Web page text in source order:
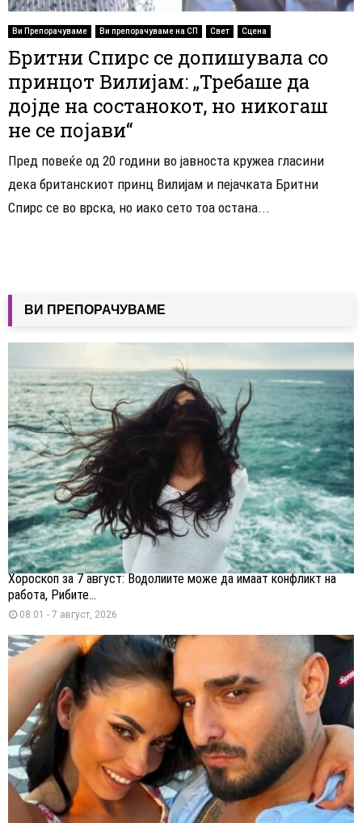
Ви Препорачуваме Ви препорачуваме на СП Свет Сцена
Бритни Спирс се допишувала со
принцот Вилијам: „Требаше да
дојде на состанокот, но никогаш
не се појави“
Пред повеќе од 20 години во јавноста кружеа гласини
дека британскиот принц Вилијам и пејачката Бритни
Спирс се во врска, но иако сето тоа остана...
ВИ ПРЕПОРАЧУВАМЕ
Хороскоп за 7 август: Водолиите може да имаат конфликт на
работа, Рибите...
08:01 - 7 август, 2026